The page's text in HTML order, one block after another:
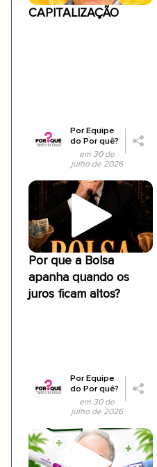
CAPITALIZAÇÃO
PorEquipe
do Por quê?
em 30 de
julho de 2026
Por que a Bolsa
apanha quando os
juros ficam altos?
PorEquipe
do Por quê?
em 30 de
julho de 2026